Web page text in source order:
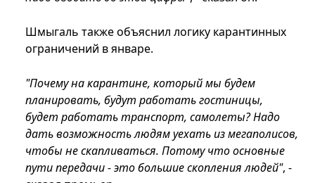
Шмыгаль также объяснил логику карантинных
ограничений в январе.
"Почему на карантине, который мы будем
планировать, будут работать гостиницы,
будет работать транспорт, самолеты? Надо
дать возможность людям уехать из мегаполисов,
чтобы не скапливаться. Потому что основные
пути передачи - это большие скопления людей", -